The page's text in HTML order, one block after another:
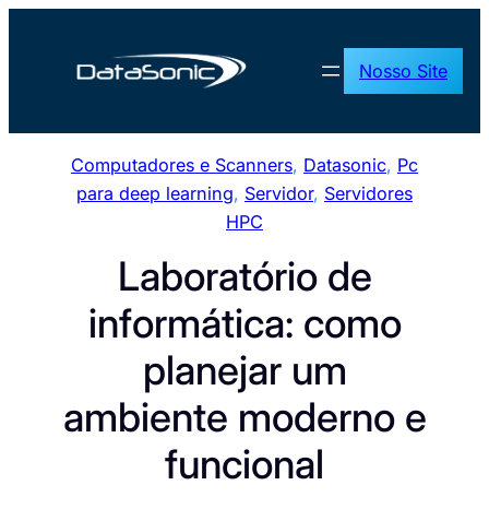
Nosso Site
Computadores e Scanners, Datasonic, Pc
para deep learning, Servidor, Servidores
HPC
Laboratório de
informática: como
planejar um
ambiente moderno e
funcional